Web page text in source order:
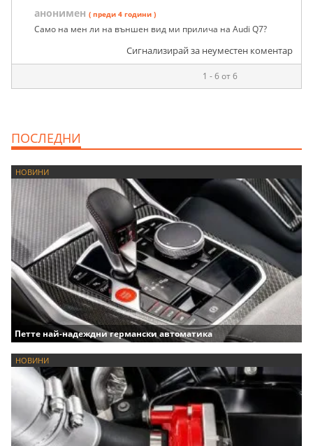
анонимен ( преди 4 години )
Само на мен ли на външен вид ми прилича на Audi Q7?
Сигнализирай за неуместен коментар
1 - 6 от 6
ПОСЛЕДНИ
НОВИНИ
Петте най-надеждни германски автоматика
НОВИНИ